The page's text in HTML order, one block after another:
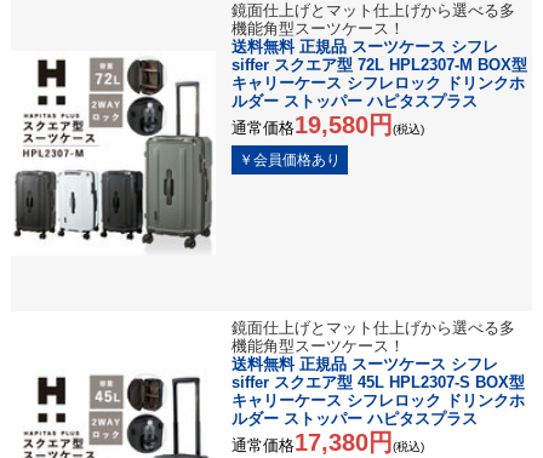
鏡面仕上げとマット仕上げから選べる多
機能角型スーツケース！
送料無料 正規品 スーツケース シフレ
siffer スクエア型 72L HPL2307-M BOX型
キャリーケース シフレロック ドリンクホ
ルダー ストッパー ハピタスプラス
通常価格19,580円 (税込)
鏡面仕上げとマット仕上げから選べる多
機能角型スーツケース！
送料無料 正規品 スーツケース シフレ
siffer スクエア型 45L HPL2307-S BOX型
キャリーケース シフレロック ドリンクホ
ルダー ストッパー ハピタスプラス
通常価格17,380円 (税込)